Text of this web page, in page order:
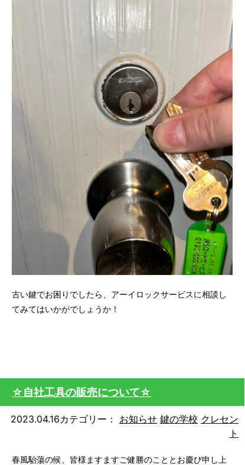
古い鍵でお困りでしたら、アーイロックサービスに相談し
てみてはいかがでしょうか！
☆自社工具の販売について☆
2023.04.16カテゴリー： お知らせ 鍵の学校 クレセン
ト
春風駘蕩の候、皆様ますますご健勝のこととお慶び申し上